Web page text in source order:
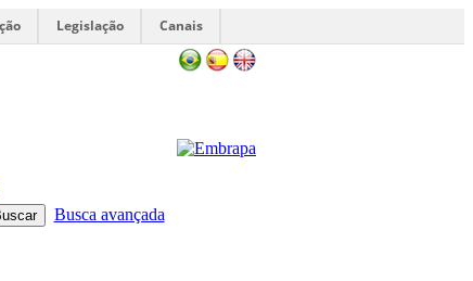
Legislação Canais
Busca avançada